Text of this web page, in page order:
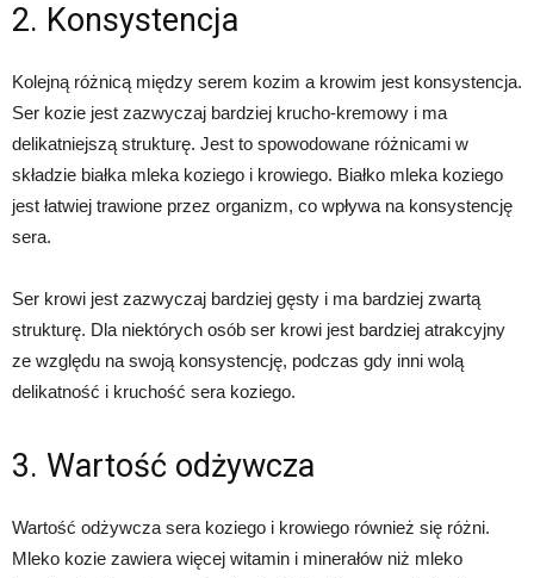
2. Konsystencja
Kolejną różnicą między serem kozim a krowim jest konsystencja.
Ser kozie jest zazwyczaj bardziej krucho-kremowy i ma
delikatniejszą strukturę. Jest to spowodowane różnicami w
składzie białka mleka koziego i krowiego. Białko mleka koziego
jest łatwiej trawione przez organizm, co wpływa na konsystencję
sera.
Ser krowi jest zazwyczaj bardziej gęsty i ma bardziej zwartą
strukturę. Dla niektórych osób ser krowi jest bardziej atrakcyjny
ze względu na swoją konsystencję, podczas gdy inni wolą
delikatność i kruchość sera koziego.
3. Wartość odżywcza
Wartość odżywcza sera koziego i krowiego również się różni.
Mleko kozie zawiera więcej witamin i minerałów niż mleko